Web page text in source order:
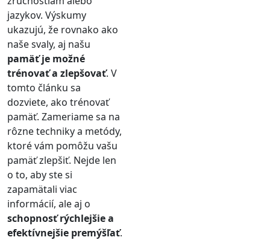
jazykov. Výskumy
ukazujú, že rovnako ako
naše svaly, aj našu
pamäť je možné
trénovať a zlepšovať. V
tomto článku sa
dozviete, ako trénovať
pamäť. Zameriame sa na
rôzne techniky a metódy,
ktoré vám pomôžu vašu
pamäť zlepšiť. Nejde len
o to, aby ste si
zapamätali viac
informácií, ale aj o
schopnosť rýchlejšie a
efektívnejšie premýšľať.